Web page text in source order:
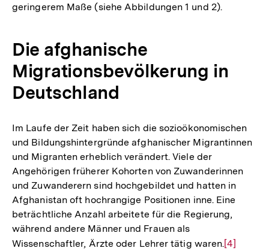
geringerem Maße (siehe Abbildungen 1 und 2).
Die afghanische
Migrationsbevölkerung in
Deutschland
Im Laufe der Zeit haben sich die sozioökonomischen
und Bildungshintergründe afghanischer Migrantinnen
und Migranten erheblich verändert. Viele der
Angehörigen früherer Kohorten von Zuwanderinnen
und Zuwanderern sind hochgebildet und hatten in
Afghanistan oft hochrangige Positionen inne. Eine
beträchtliche Anzahl arbeitete für die Regierung,
während andere Männer und Frauen als
Wissenschaftler, Ärzte oder Lehrer tätig waren.Zur
[4]